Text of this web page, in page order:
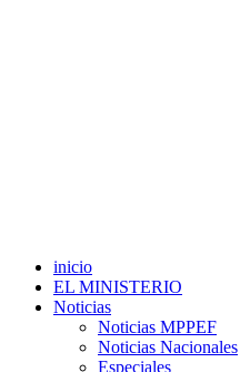
inicio
EL MINISTERIO
Noticias
Noticias MPPEF
Noticias Nacionales
Especiales